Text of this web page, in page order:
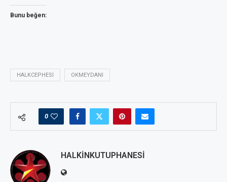
Bunu beğen:
HALKCEPHESI OKMEYDANI
0
HALKINKUTUPHANESI